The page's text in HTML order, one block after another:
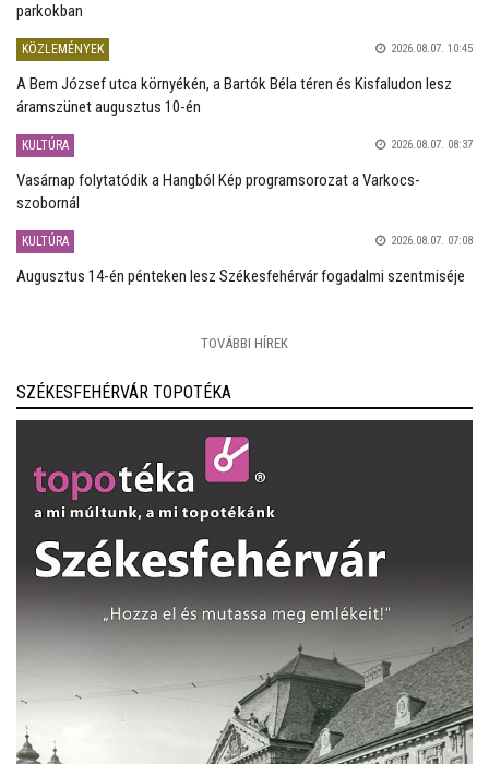
parkokban
KÖZLEMÉNYEK 2026.08.07. 10:45
A Bem József utca környékén, a Bartók Béla téren és Kisfaludon lesz
áramszünet augusztus 10-én
KULTÚRA 2026.08.07. 08:37
Vasárnap folytatódik a Hangból Kép programsorozat a Varkocs-
szobornál
KULTÚRA 2026.08.07. 07:08
Augusztus 14-én pénteken lesz Székesfehérvár fogadalmi szentmiséje
TOVÁBBI HÍREK
SZÉKESFEHÉRVÁR TOPOTÉKA